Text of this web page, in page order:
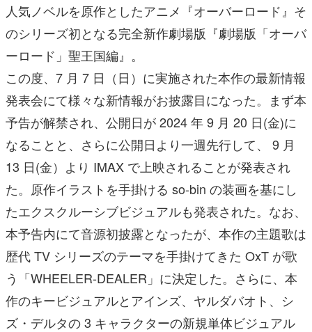
人気ノベルを原作としたアニメ『オーバーロード』そ
のシリーズ初となる完全新作劇場版『劇場版「オーバ
ーロード」聖王国編』。
この度、7 月 7 日（日）に実施された本作の最新情報
発表会にて様々な新情報がお披露目になった。まず本
予告が解禁され、公開日が 2024 年 9 月 20 日(金)に
なることと、さらに公開日より一週先行して、 9 月
13 日(金）より IMAX で上映されることが発表され
た。原作イラストを手掛ける so-bin の装画を基にし
たエクスクルーシブビジュアルも発表された。なお、
本予告内にて音源初披露となったが、本作の主題歌は
歴代 TV シリーズのテーマを手掛けてきた OxT が歌
う「WHEELER-DEALER」に決定した。さらに、本
作のキービジュアルとアインズ、ヤルダバオト、シ
ズ・デルタの 3 キャラクターの新規単体ビジュアル